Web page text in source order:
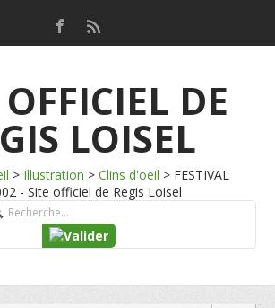
DE
LOISEL
> Illustration > Clins d'oeil > FESTIVAL
- Site officiel de Regis Loisel